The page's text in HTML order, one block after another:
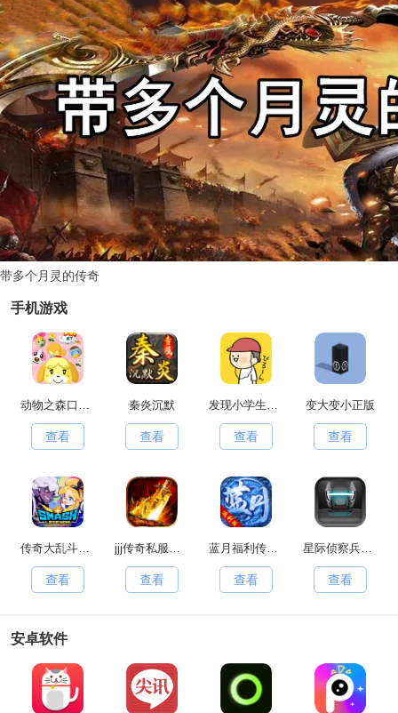
带多个月灵的传奇
手机游戏
查看
秦炎沉默
查看 查看
变大变小正版
查看
传奇大乱斗原版
查看
jjj传奇私服手游无广告版
查看
蓝月福利传奇红包版
查看
星际侦察兵K1手游直装版
查看
安卓软件